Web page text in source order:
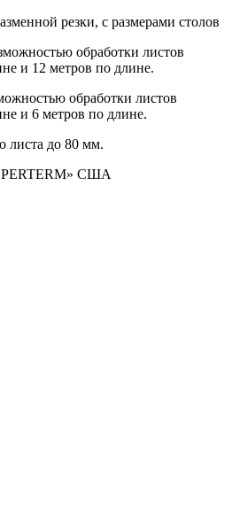
резки, с размерами столов
обработки листов
и 12 метров по длине.
обработки листов
и 6 метров по длине.
листа до 80 мм.
США